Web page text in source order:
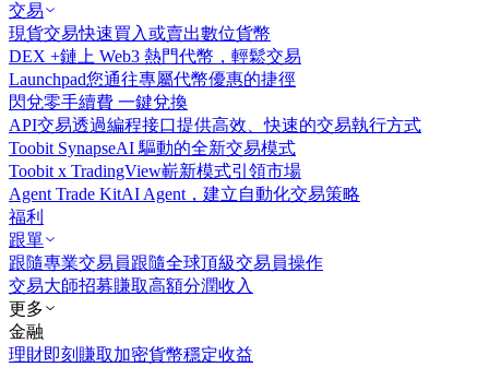
交易
現貨交易快速買入或賣出數位貨幣
DEX +鏈上 Web3 熱門代幣，輕鬆交易
Launchpad您通往專屬代幣優惠的捷徑
閃兌零手續費 一鍵兌換
API交易透過編程接口提供高效、快速的交易執行方式
Toobit SynapseAI 驅動的全新交易模式
Toobit x TradingView嶄新模式引領市場
Agent Trade KitAI Agent，建立自動化交易策略
福利
跟單
跟隨專業交易員跟隨全球頂級交易員操作
交易大師招募賺取高額分潤收入
更多
金融
理財即刻賺取加密貨幣穩定收益